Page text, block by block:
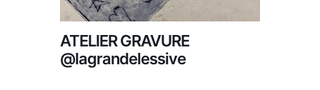
ATELIER GRAVURE
@lagrandelessive